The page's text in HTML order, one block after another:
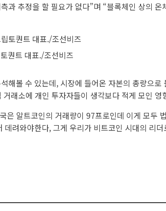
추정을 할 필요가 없다”며 “블록체인 상의
퀀트 대표./조선비즈
해볼 수 있는데, 시장에 들어온 자본의 총량으
래소에 개인 투자자들이 생각보다 적게 모인 영
은 알트코인의 거래량이 97프로인데 이게 모두
려와야한다, 그게 우리가 비트코인 시대의 리